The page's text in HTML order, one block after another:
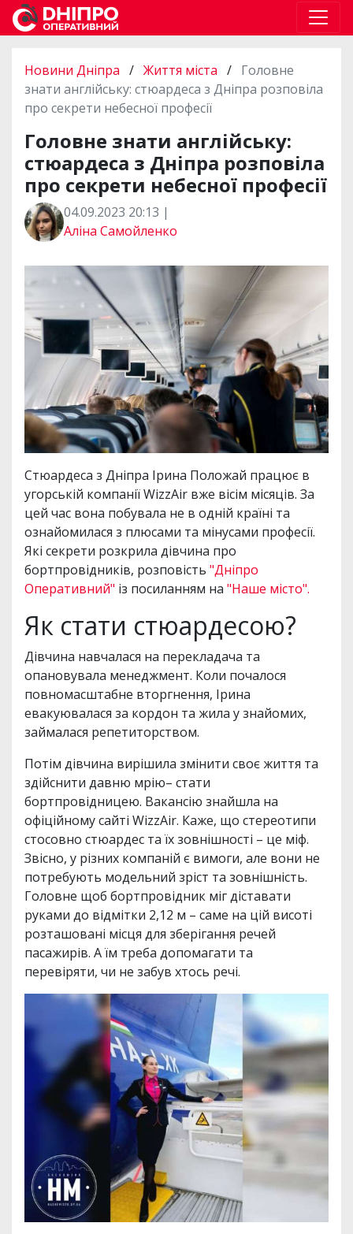
Новини Дніпра / Життя міста / Головне
знати англійську: стюардеса з Дніпра розповіла
про секрети небесної професії
Головне знати англійську:
стюардеса з Дніпра розповіла
про секрети небесної професії
04.09.2023 20:13 |
Аліна Самойленко
Стюардеса з Дніпра Ірина Положай працює в
угорській компанії WizzAir вже вісім місяців. За
цей час вона побувала не в одній країні та
ознайомилася з плюсами та мінусами професії.
Які секрети розкрила дівчина про
бортпровідників, розповість "Дніпро
Оперативний" із посиланням на "Наше місто".
Як стати стюардесою?
Дівчина навчалася на перекладача та
опановувала менеджмент. Коли почалося
повномасштабне вторгнення, Ірина
евакуювалася за кордон та жила у знайомих,
займалася репетиторством.
Потім дівчина вирішила змінити своє життя та
здійснити давню мрію– стати
бортпровідницею. Вакансію знайшла на
офіційному сайті WizzAir. Каже, що стереотипи
стосовно стюардес та їх зовнішності – це міф.
Звісно, у різних компаній є вимоги, але вони не
потребують модельний зріст та зовнішність.
Головне щоб бортпровідник міг діставати
руками до відмітки 2,12 м – саме на цій висоті
розташовані місця для зберігання речей
пасажирів. А їм треба допомагати та
перевіряти, чи не забув хтось речі.